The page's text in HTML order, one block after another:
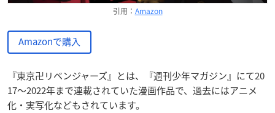
引用： Amazon
Amazonで購入
『東京卍リベンジャーズ』とは、『週刊少年マガジン』にて20
17〜2022年まで連載されていた漫画作品で、過去にはアニメ
化・実写化などもされています。